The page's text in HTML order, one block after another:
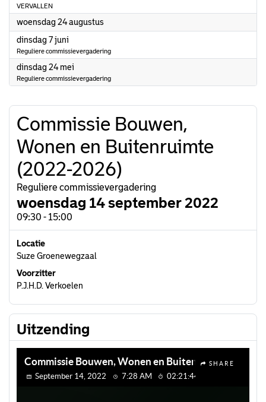
VERVALLEN
woensdag 24 augustus
dinsdag 7 juni
Reguliere commissievergadering
dinsdag 24 mei
Reguliere commissievergadering
Commissie Bouwen,
Wonen en Buitenruimte
(2022-2026)
Reguliere commissievergadering
woensdag 14 september 2022
09:30 - 15:00
Locatie
Suze Groenewegzaal
Voorzitter
P.J.H.D. Verkoelen
Uitzending